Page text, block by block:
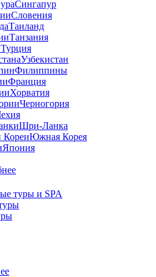
Сингапур
Словения
Таиланд
Танзания
Турция
Узбекистан
Филиппины
Франция
Хорватия
Черногория
Шри-Ланка
Южная Корея
Япония
туры и SPA